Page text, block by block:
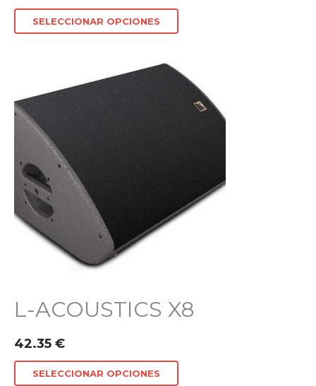
SELECCIONAR OPCIONES
L-ACOUSTICS X8
42.35 €
SELECCIONAR OPCIONES